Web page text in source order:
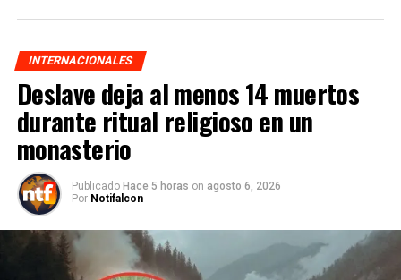
INTERNACIONALES
Deslave deja al menos 14 muertos
durante ritual religioso en un
monasterio
Publicado Hace 5 horas on agosto 6, 2026
Por Notifalcon